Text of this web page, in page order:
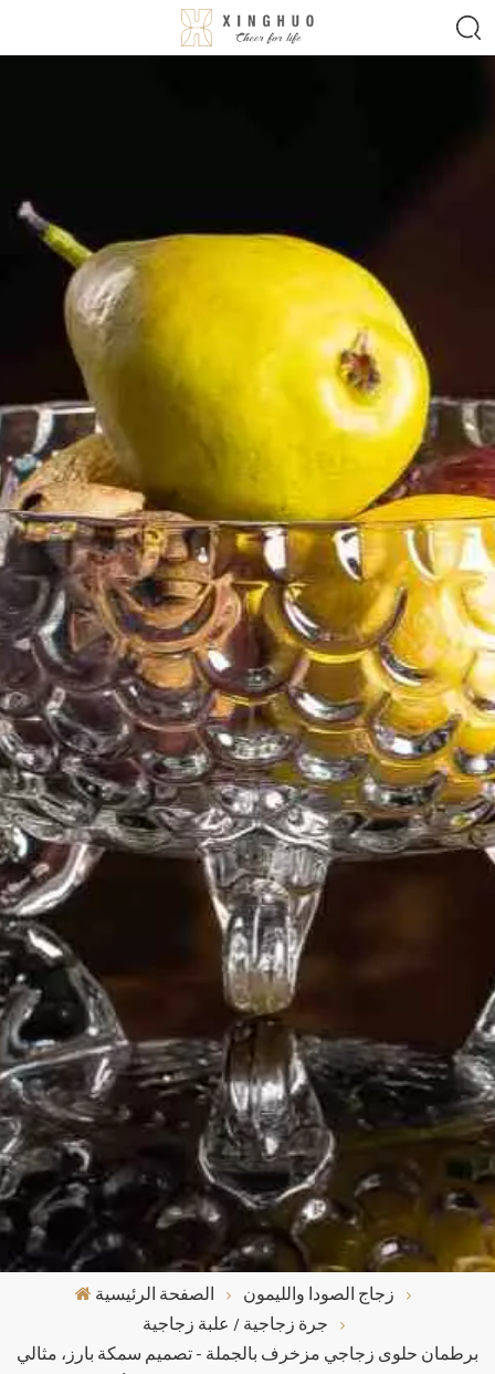
الصفحة الرئيسية
زجاج الصودا والليمون
جرة زجاجية / علبة زجاجية
برطمان حلوى زجاجي مزخرف بالجملة - تصميم سمكة بارز، مثالي